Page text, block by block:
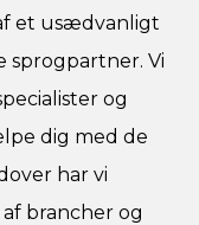
et usædvanligt
sprogpartner. Vi
og
dig med de
har vi
brancher og